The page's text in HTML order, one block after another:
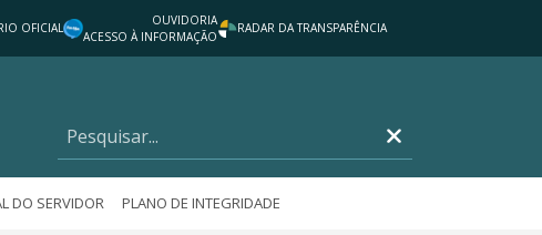
OFICIAL
OUVIDORIA
ACESSO À INFORMAÇÃO
RADAR DA TRANSPARÊNCIA
DO SERVIDOR PLANO DE INTEGRIDADE